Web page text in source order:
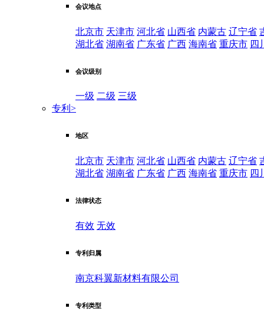
会议地点
北京市 天津市 河北省 山西省 内蒙古 辽宁省
湖北省 湖南省 广东省 广西 海南省 重庆市 四
会议级别
一级 二级 三级
专利 >
地区
北京市 天津市 河北省 山西省 内蒙古 辽宁省
湖北省 湖南省 广东省 广西 海南省 重庆市 四
法律状态
有效 无效
专利归属
南京科翼新材料有限公司
专利类型